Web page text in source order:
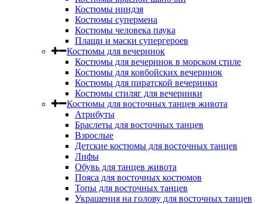
Костюмы ниндзя
Костюмы супермена
Костюмы человека паука
Плащи и маски супергероев
Костюмы для вечеринок
Костюмы для вечеринок в морском стиле
Костюмы для ковбойских вечеринок
Костюмы для пиратской вечеринки
Костюмы стиляг для вечеринки
Костюмы для восточных танцев живота
Атрибуты
Браслеты для восточных танцев
Взрослые
Детские костюмы для восточных танцев
Лифы
Обувь для танцев живота
Пояса для восточных костюмов
Топы для восточных танцев
Украшения на голову для восточных танцев